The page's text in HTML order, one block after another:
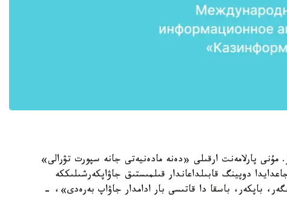
مۇنى پارلامەنت ارقىلى «دەنە مادەنيەتى جانە سپورت تۋرالى»
دوپينگ قابىلداعاندار قىلمىستىق جاۋاپكەرشىلىككە
باپكەر، باسقا دا قاتىسى بار ادامدار جاۋاپ بەرەدى»، -